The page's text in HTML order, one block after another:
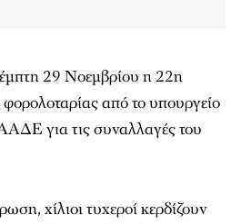
29 Νοεμβρίου η 22η
από το υπουργείο
για τις συναλλαγές του
χίλιοι τυχεροί κερδίζουν